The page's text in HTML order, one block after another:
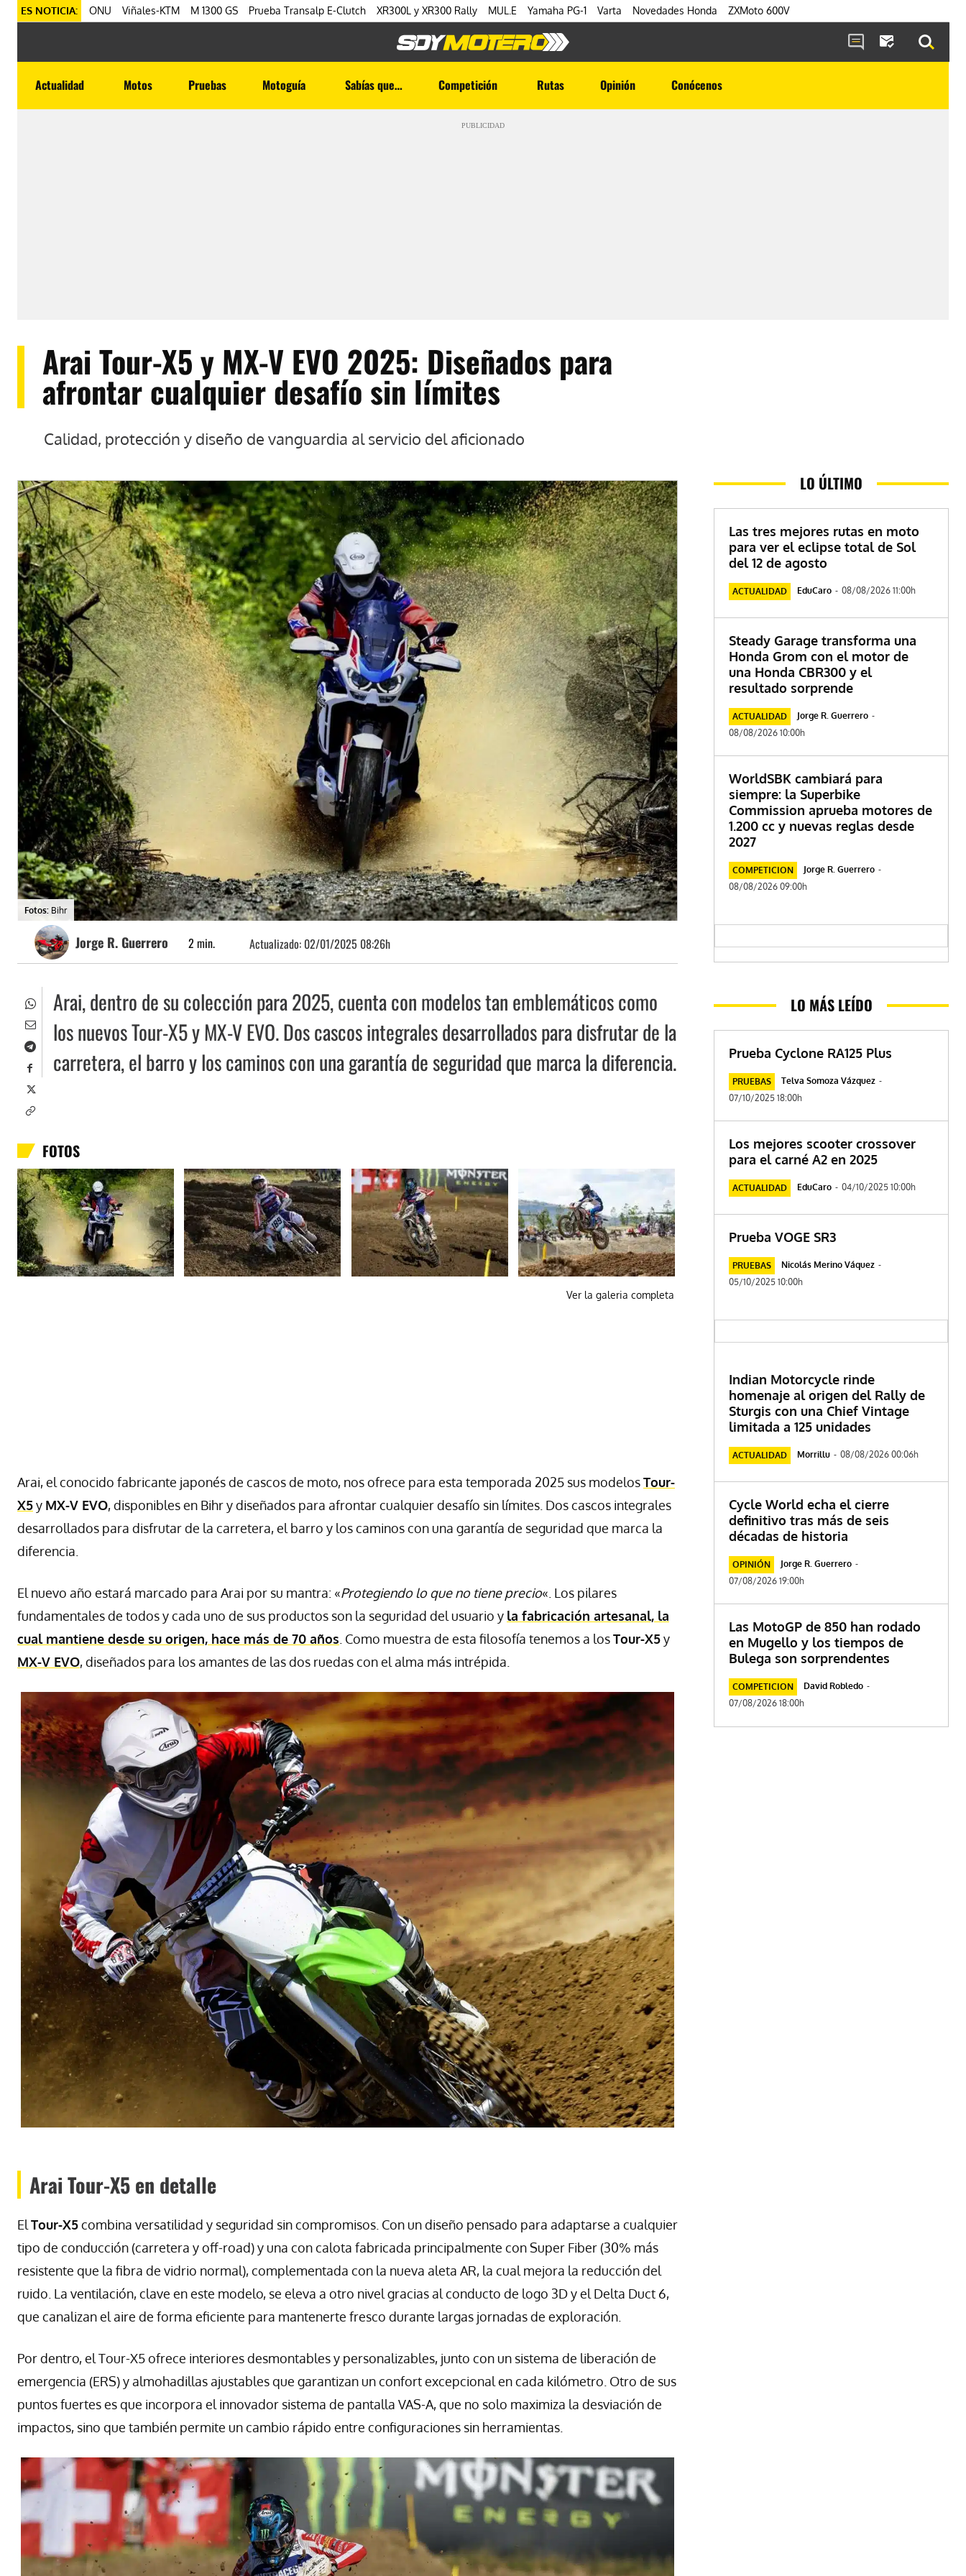
ES NOTICIA: ONU Viñales-KTM M 1300 GS Prueba Transalp E-Clutch XR300L y XR300 Rally MUL.E Yamaha PG-1 Varta Novedades Honda ZXMoto 600V
Actualidad Motos Pruebas Motoguía Sabías que… Competición Rutas Opinión Conócenos
PUBLICIDAD
Arai Tour-X5 y MX-V EVO 2025: Diseñados para
afrontar cualquier desafío sin límites
Calidad, protección y diseño de vanguardia al servicio del aficionado
Fotos: Bihr
Jorge R. Guerrero 2 min. Actualizado: 02/01/2025 08:26h
Arai, dentro de su colección para 2025, cuenta con modelos tan emblemáticos como
los nuevos Tour-X5 y MX-V EVO. Dos cascos integrales desarrollados para disfrutar de la
carretera, el barro y los caminos con una garantía de seguridad que marca la diferencia.
FOTOS
Ver la galeria completa
Arai, el conocido fabricante japonés de cascos de moto, nos ofrece para esta temporada 2025 sus modelosTour-
X5y MX-V EVO, disponibles en Bihr y diseñados para afrontar cualquier desafío sin límites. Dos cascos integrales
desarrollados para disfrutar de la carretera, el barro y los caminos con una garantía de seguridad que marca la
diferencia.
El nuevo año estará marcado para Arai por su mantra: «Protegiendo lo que no tiene precio«. Los pilares
fundamentales de todos y cada uno de sus productos son la seguridad del usuario y la fabricación artesanal, la
cual mantiene desde su origen, hace más de 70 años . Como muestra de esta filosofía tenemos a losTour-X5y
MX-V EVO, diseñados para los amantes de las dos ruedas con el alma más intrépida.
Arai Tour-X5 en detalle
El Tour-X5combina versatilidad y seguridad sin compromisos. Con un diseño pensado para adaptarse a cualquier
tipo de conducción (carretera y off-road) y una con calota fabricada principalmente con Super Fiber (30% más
resistente que la fibra de vidrio normal), complementada con la nueva aleta AR, la cual mejora la reducción del
ruido. La ventilación, clave en este modelo, se eleva a otro nivel gracias al conducto de logo 3D y el Delta Duct 6,
que canalizan el aire de forma eficiente para mantenerte fresco durante largas jornadas de exploración.
Por dentro, el Tour-X5 ofrece interiores desmontables y personalizables, junto con un sistema de liberación de
emergencia (ERS) y almohadillas ajustables que garantizan un confort excepcional en cada kilómetro. Otro de sus
puntos fuertes es que incorpora el innovador sistema de pantalla VAS-A, que no solo maximiza la desviación de
impactos, sino que también permite un cambio rápido entre configuraciones sin herramientas.
LO ÚLTIMO
Las tres mejores rutas en moto
para ver el eclipse total de Sol
del 12 de agosto
ACTUALIDAD EduCaro - 08/08/2026 11:00h
Steady Garage transforma una
Honda Grom con el motor de
una Honda CBR300 y el
resultado sorprende
ACTUALIDAD Jorge R. Guerrero -
08/08/2026 10:00h
WorldSBK cambiará para
siempre: la Superbike
Commission aprueba motores de
1.200 cc y nuevas reglas desde
2027
COMPETICION Jorge R. Guerrero -
08/08/2026 09:00h
LO MÁS LEÍDO
Prueba Cyclone RA125 Plus
PRUEBAS Telva Somoza Vázquez -
07/10/2025 18:00h
Los mejores scooter crossover
para el carné A2 en 2025
ACTUALIDAD EduCaro - 04/10/2025 10:00h
Prueba VOGE SR3
PRUEBAS Nicolás Merino Váquez -
05/10/2025 10:00h
Indian Motorcycle rinde
homenaje al origen del Rally de
Sturgis con una Chief Vintage
limitada a 125 unidades
ACTUALIDAD Morrillu - 08/08/2026 00:06h
Cycle World echa el cierre
definitivo tras más de seis
décadas de historia
OPINIÓN Jorge R. Guerrero -
07/08/2026 19:00h
Las MotoGP de 850 han rodado
en Mugello y los tiempos de
Bulega son sorprendentes
COMPETICION David Robledo -
07/08/2026 18:00h